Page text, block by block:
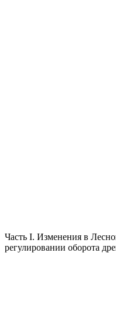
Часть I. Изменения в
регулировании оборота